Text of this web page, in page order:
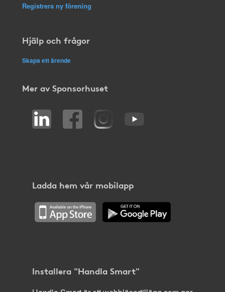
Registrera ny förening
Hjälp och frågor
Skapa ett ärende
Mer av Sponsorhuset
Ladda hem vår mobilapp
Installera "Handla Smart"